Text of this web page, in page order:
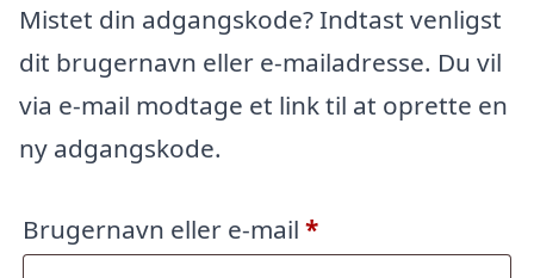
Mistet din adgangskode? Indtast venligst
dit brugernavn eller e-mailadresse. Du vil
via e-mail modtage et link til at oprette en
ny adgangskode.
Brugernavn eller e-mail *Påkrævet